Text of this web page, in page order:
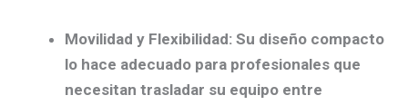
Movilidad y Flexibilidad: Su diseño compacto
lo hace adecuado para profesionales que
necesitan trasladar su equipo entre